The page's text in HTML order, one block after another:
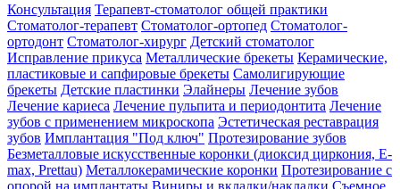
Консультация Терапевт-стоматолог общей практики
Cтоматолог-терапевт Стоматолог-ортопед Стоматолог-
ортодонт Стоматолог-хирург Детский стоматолог
Исправление прикуса Металлические брекеты Керамические,
пластиковые и сапфировые брекеты Самолигирующие
брекеты Детские пластинки Элайнеры Лечение зубов
Лечение кариеса Лечение пульпита и периодонтита Лечение
зубов с применением микроскопа Эстетическая реставрация
зубов Имплантация "Под ключ" Протезирование зубов
Безметалловые искусственные коронки (диоксид циркония, E-
max, Prettau) Металлокерамические коронки Протезирование с
опорой на имплантаты Виниры и вкладки/накладки Съемное